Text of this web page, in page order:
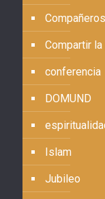
Compartir la
conferencia
DOMUND
Islam
Jubileo